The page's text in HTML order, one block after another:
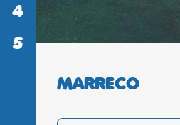
4
5
SABER
MARRECO